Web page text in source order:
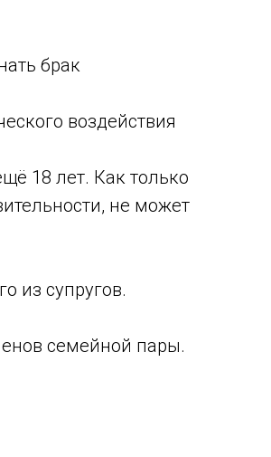
брак
воздействия
18 лет. Как только
не может
из супругов.
семейной пары.